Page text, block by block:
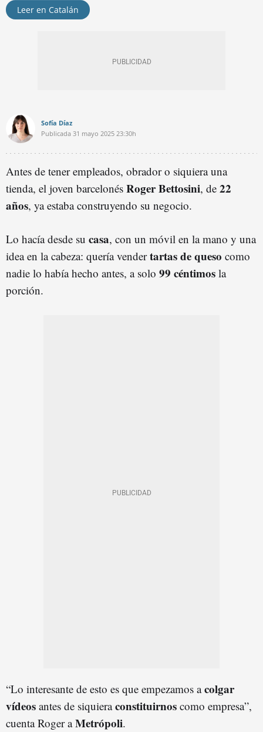
Leer en Catalán
Sofía Díaz
Publicada 31 mayo 2025 23:30h
Antes de tener empleados, obrador o siquiera una
tienda, el joven barcelonés Roger Bettosini, de 22
años, ya estaba construyendo su negocio.
Lo hacía desde su casa, con un móvil en la mano y una
idea en la cabeza: quería vendertartas de queso como
nadie lo había hecho antes, a solo 99 céntimos la
porción.
“Lo interesante de esto es que empezamos acolgar
vídeos antes de siquieraconstituirnos como empresa”,
cuenta Roger aMetrópoli.